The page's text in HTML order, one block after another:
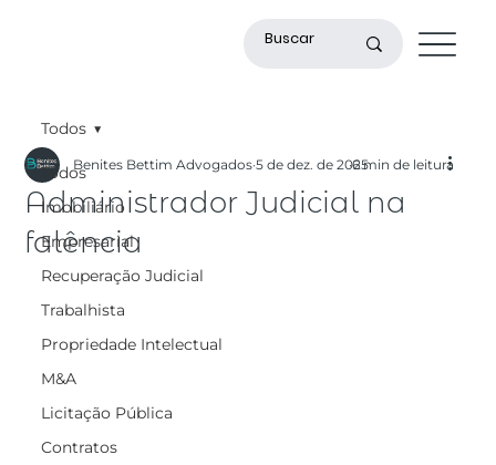
Todos
Imobiliário
Empresarial
Recuperação Judicial
Trabalhista
Propriedade Intelectual
M&A
Licitação Pública
Contratos
Todos
Administrador Judicial na
falência
Benites Bettim Advogados 5 de dez. de 20256 min de leitura